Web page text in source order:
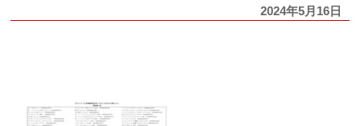
2024年5月16日